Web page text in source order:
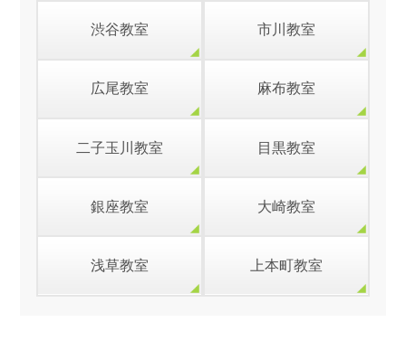
渋谷教室 市川教室
広尾教室 麻布教室
二子玉川教室 目黒教室
銀座教室 大崎教室
浅草教室 上本町教室